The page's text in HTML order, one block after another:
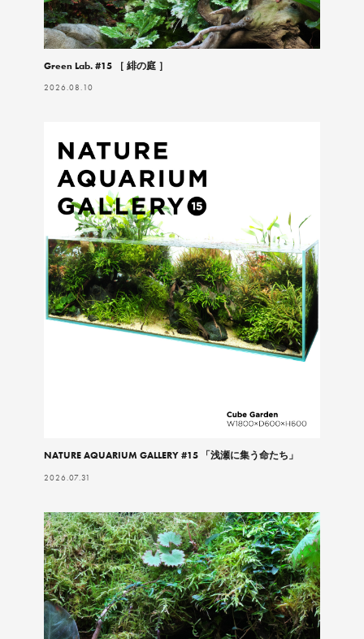
Green Lab. #15 ［ 緋の庭 ］
2026.08.10
NATURE AQUARIUM GALLERY #15 「浅瀬に集う命たち」
2026.07.31